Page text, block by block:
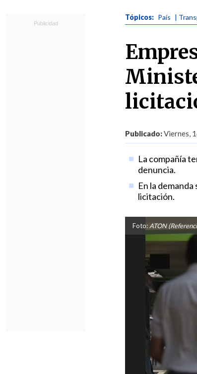
Tópicos: País |
Publicado:Viernes,
La compañía
denuncia.
En la
licitación.
Foto: ATON